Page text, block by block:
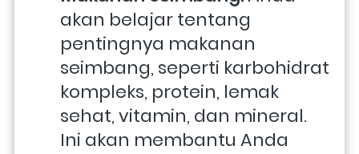
akan belajar tentang
pentingnya makanan
seimbang, seperti karbohidrat
kompleks, protein, lemak
sehat, vitamin, dan mineral.
Ini akan membantu Anda